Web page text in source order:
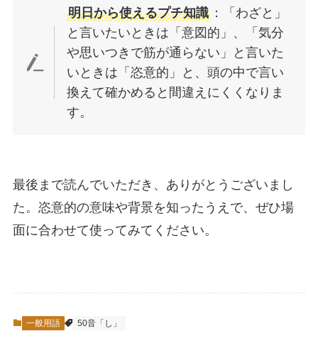
明日から使えるプチ知識 ：「わざと」
と言いたいときは「意図的」、「気分
や思いつきで筋が通らない」と言いた
いときは「恣意的」と、頭の中で言い
換えて確かめると間違えにくくなりま
す。
最後まで読んでいただき、ありがとうございまし
た。恣意的の意味や背景を知ったうえで、ぜひ場
面に合わせて使ってみてください。
一般用語 50音「し」